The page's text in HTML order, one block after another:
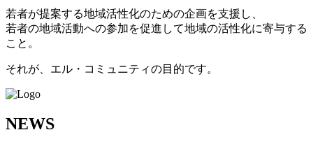
若者が提案する地域活性化のための企画を支援し、
若者の地域活動への参加を促進して地域の活性化に寄与する
こと。
それが、エル・コミュニティの目的です。
NEWS